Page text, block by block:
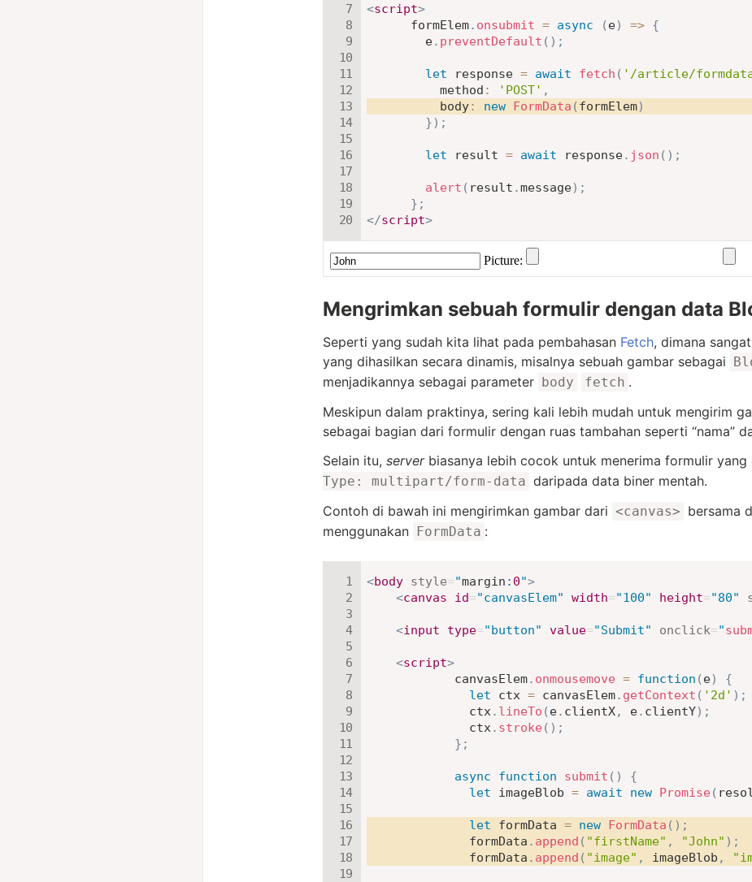
<script>
      formElem
. onsubmit = async (e) => {
        e
. preventDefault ( ) ;
let response = await fetch ( '/article/
method : 'POST' ,
body: new FormData (formElem)
}) ;
let result = await response. json ( ) ;
alert ( result .message) ;
} ;
</script>
Mengrimkan sebuah formulir dengan data
Seperti yang sudah kita lihat pada pembahasan Fetch, dimana
yang dihasilkan secara dinamis, misalnya sebuah gambar sebagai
menjadikannya sebagai parameter body fetch .
Meskipun dalam praktinya, sering kali lebih mudah untuk mengirim
sebagai bagian dari formulir dengan ruas tambahan seperti “nama”
Selain itu, serverbiasanya lebih cocok untuk menerima formulir yang
Type: multipart/form-data daripada data biner mentah.
Contoh di bawah ini mengirimkan gambar dari <canvas> bersama
menggunakan FormData :
<body style="margin : 0">
<canvas id="canvasElem" width="100" height="80"
<input type="button" value="Submit" onclick="
<script>
            canvasElem
. onmousemove = function (e)
{
let ctx = canvasElem. getContext ( '2d' ) ;
              ctx
. lineTo (e. clientX, e. clientY) ;
              ctx
. stroke ( ) ;
} ;
async function submit ( )
{
let imageBlob = await new Promise (
let formData = new FormData ( ) ;
              formData
. append ( "firstName" , "John" ) ;
              formData
. append ( "image" , imageBlob ,